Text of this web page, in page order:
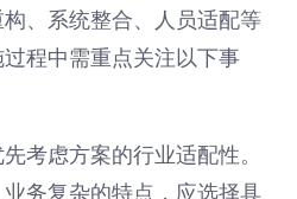
、系统整合、人员适配等
程中需重点关注以下事
考虑方案的行业适配性。
务复杂的特点，应选择具